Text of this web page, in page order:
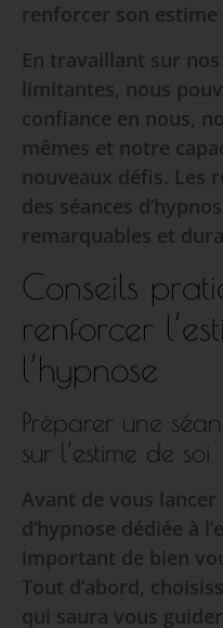
renforcer son estime
En travaillant sur
limitantes, nous
confiance en nous,
mêmes et notre
nouveaux défis. Les
des séances
remarquables et
Conseils
renforcer
l’hypnose
Préparer une
sur l’estime de soi
Avant de vous lancer
d’hypnose dédiée à
important de bien
Tout d’abord,
qui saura vous